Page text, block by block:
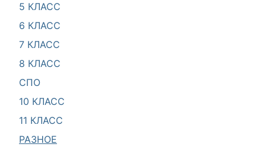
5 КЛАСС
6 КЛАСС
7 КЛАСС
8 КЛАСС
СПО
10 КЛАСС
11 КЛАСС
РАЗНОЕ